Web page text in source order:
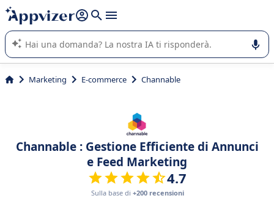
righe con
shift + enter
L'IA di Appvizer vi guida nell'utilizzo o nella scelta di un
software SaaS per la vostra azienda.
Marketing E-commerce Channable
Channable : Gestione Efficiente di Annunci
e Feed Marketing
4.7
Sulla base di +200 recensioni